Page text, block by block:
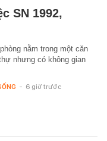
SN 1992,
nằm trong một căn
nhưng có không gian
- 6 giờ trước